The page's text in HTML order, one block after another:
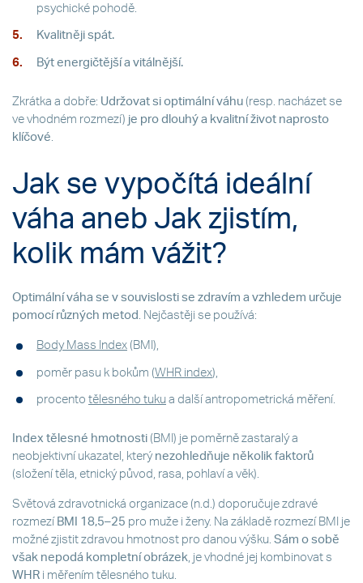
psychické pohodě.
Kvalitněji spát.
Být energičtější a vitálnější.
Zkrátka a dobře: Udržovat si optimální váhu (resp. nacházet se
ve vhodném rozmezí) je pro dlouhý a kvalitní život naprosto
klíčové
Jak se vypočítá ideální
váha aneb Jak zjistím,
kolik mám vážit?
Optimální váha se v souvislosti se zdravím a vzhledem určuje
pomocí různých metod . Nejčastěji se používá:
Body Mass Index (BMI),
poměr pasu k bokům (WHR index),
procento tělesného tuku a další antropometrická měření.
Index tělesné hmotnosti (BMI) je poměrně zastaralý a
neobjektivní ukazatel, který nezohledňuje několik faktorů
(složení těla, etnický původ, rasa, pohlaví a věk).
Světová zdravotnická organizace (n.d.) doporučuje zdravé
rozmezí BMI 18,5–25 pro muže i ženy. Na základě rozmezí BMI je
možné zjistit zdravou hmotnost pro danou výšku. Sám o sobě
však nepodá kompletní obrázek, je vhodné jej kombinovat s
WHR i měřením tělesného tuku.